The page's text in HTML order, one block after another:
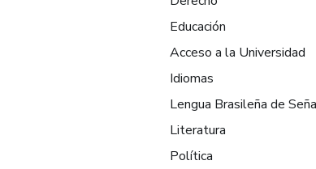
Educación
Acceso a la Universidad
Idiomas
Lengua Brasileña de
Literatura
Política